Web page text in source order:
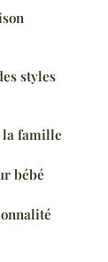
styles
la famille
bébé